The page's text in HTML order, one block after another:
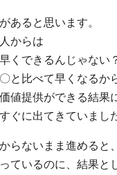
あると思います。
からは
くできるんじゃない
と比べて早くなるか
値提供ができる結果
ぐに出てきていまし
らないまま進めると、
ているのに、結果と